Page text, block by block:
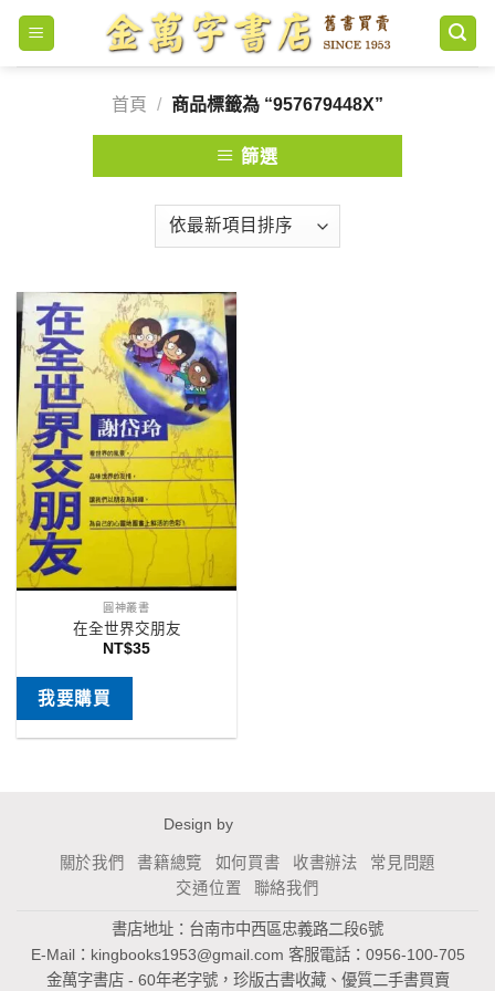
Skip
content
首頁
/ 商品標籤為 “957679448X”
篩選
圓神叢書
在全世界交朋友
NT$35
我要購買
Design by
關於我們 書籍總覽 如何買書 收書辦法
常見問題
交通位置
聯絡我們
書店地址：台南市中西區忠義路二段6號
E-Mail： kingbooks1953@gmail.com 客服電話：0956-100-705
金萬字書店 - 60年老字號，珍版古書收藏、優質二手書買賣